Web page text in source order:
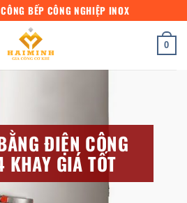
BẾP CÔNG NGHIỆP INOX
0
ĐIỆN CÔNG
GIÁ TỐT